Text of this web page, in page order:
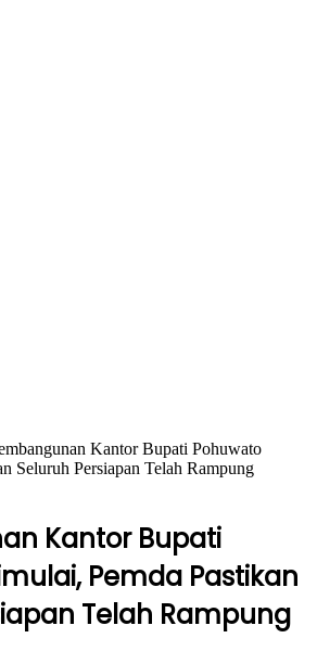
Kantor Bupati Pohuwato
Seluruh Persiapan Telah Rampung
Kantor Bupati
Pemda Pastikan
Telah Rampung